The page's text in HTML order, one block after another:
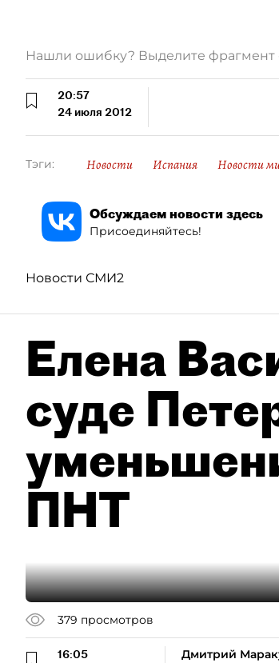
Нашли ошибку? Выделите фрагмент
20:57
24 июля 2012
Тэги: Новости Испания Новости
Обсуждаем новости здесь
Присоединяйтесь!
Новости СМИ2
Елена
суде
ПНТ
379 просмотров
16:05
Дмитрий